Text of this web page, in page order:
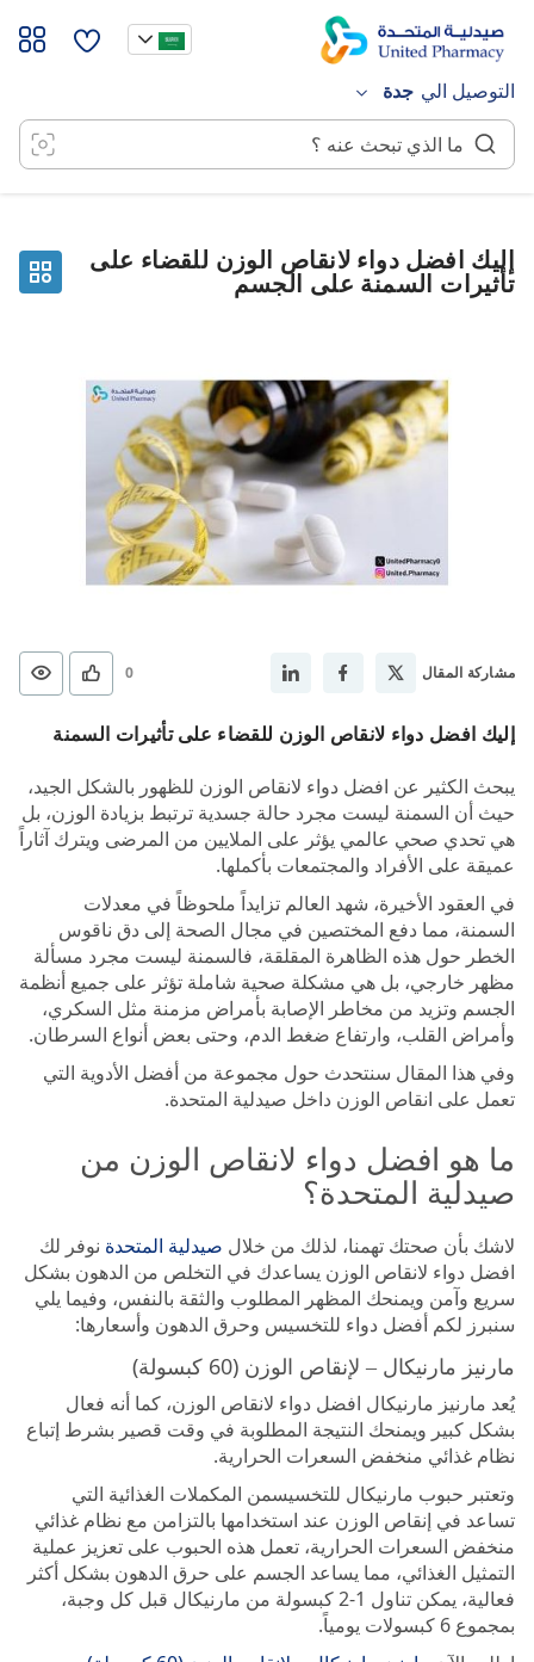
المحتوى
التوصيل الي جدة
إليك افضل دواء لانقاص الوزن للقضاء على
تأثيرات السمنة على الجسم
مشاركة المقال 0
إليك افضل دواء لانقاص الوزن للقضاء على تأثيرات السمنة
يبحث الكثير عن افضل دواء لانقاص الوزن للظهور بالشكل الجيد،
حيث أن السمنة ليست مجرد حالة جسدية ترتبط بزيادة الوزن، بل
هي تحدي صحي عالمي يؤثر على الملايين من المرضى ويترك آثاراً
عميقة على الأفراد والمجتمعات بأكملها.
في العقود الأخيرة، شهد العالم تزايداً ملحوظاً في معدلات
السمنة، مما دفع المختصين في مجال الصحة إلى دق ناقوس
الخطر حول هذه الظاهرة المقلقة، فالسمنة ليست مجرد مسألة
مظهر خارجي، بل هي مشكلة صحية شاملة تؤثر على جميع أنظمة
الجسم وتزيد من مخاطر الإصابة بأمراض مزمنة مثل السكري،
وأمراض القلب، وارتفاع ضغط الدم، وحتى بعض أنواع السرطان.
وفي هذا المقال سنتحدث حول مجموعة من أفضل الأدوية التي
تعمل على انقاص الوزن داخل صيدلية المتحدة.
ما هو افضل دواء لانقاص الوزن من
صيدلية المتحدة؟
لاشك بأن صحتك تهمنا، لذلك من خلال صيدلية المتحدة نوفر لك
افضل دواء لانقاص الوزن يساعدك في التخلص من الدهون بشكل
سريع وآمن ويمنحك المظهر المطلوب والثقة بالنفس، وفيما يلي
سنبرز لكم أفضل دواء للتخسيس وحرق الدهون وأسعارها:
مارنيز مارنيكال – لإنقاص الوزن (60 كبسولة)
يُعد مارنيز مارنيكال افضل دواء لانقاص الوزن، كما أنه فعال
بشكل كبير ويمنحك النتيجة المطلوبة في وقت قصير بشرط إتباع
نظام غذائي منخفض السعرات الحرارية.
وتعتبر حبوب مارنيكال للتخسيسمن المكملات الغذائية التي
تساعد في إنقاص الوزن عند استخدامها بالتزامن مع نظام غذائي
منخفض السعرات الحرارية، تعمل هذه الحبوب على تعزيز عملية
التمثيل الغذائي، مما يساعد الجسم على حرق الدهون بشكل أكثر
فعالية، يمكن تناول 1-2 كبسولة من مارنيكال قبل كل وجبة،
بمجموع 6 كبسولات يومياً.